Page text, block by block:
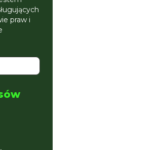
praw i